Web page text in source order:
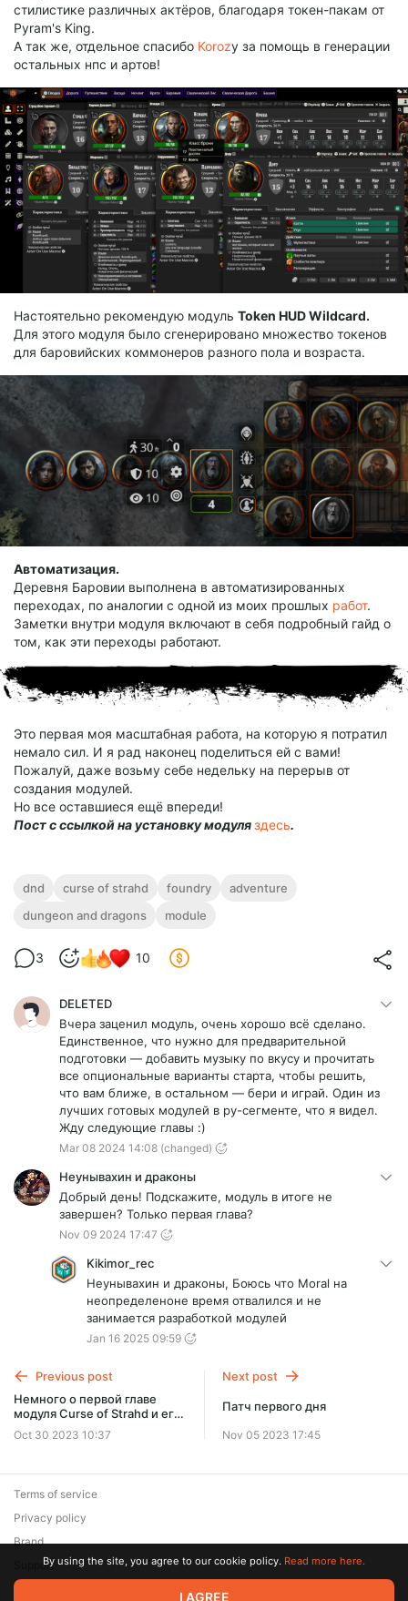
стилистике различных актёров, благодаря токен-пакам от
Pyram's King.
А так же, отдельное спасибо Korozу за помощь в генерации
остальных нпс и артов!
Настоятельно рекомендую модуль Token HUD Wildcard.
Для этого модуля было сгенерировано множество токенов
для баровийских коммонеров разного пола и возраста.
Автоматизация.
Деревня Баровии выполнена в автоматизированных
переходах, по аналогии с одной из моих прошлых работ.
Заметки внутри модуля включают в себя подробный гайд о
том, как эти переходы работают.
Это первая моя масштабная работа, на которую я потратил
немало сил. И я рад наконец поделиться ей с вами!
Пожалуй, даже возьму себе недельку на перерыв от
создания модулей.
Но все оставшиеся ещё впереди!
Пост с ссылкой на установку модуляздесь.
dnd curse of strahd foundry
adventure
dungeon and dragons
module
3 10
DELETED
Вчера заценил модуль, очень хорошо всё сделано.
Единственное, что нужно для предварительной
подготовки — добавить музыку по вкусу и прочитать
все опциональные варианты старта, чтобы решить,
что вам ближе, в остальном — бери и играй. Один из
лучших готовых модулей в ру-сегменте, что я видел.
Жду следующие главы :)
Mar 08 2024 14:08 (changed)
Неунывахин и драконы
Добрый день! Подскажите, модуль в итоге не
завершен? Только первая глава?
Nov 09 2024 17:47
Kikimor_rec
Неунывахин и драконы, Боюсь что Moral на
неопределеноне время отвалился и не
занимается разработкой модулей
Jan 16 2025 09:59
Previous post
Немного о первой главе
модуля Curse of Strahd и его
задержке.
Oct 30 2023 10:37
Next post
Патч первого дня
Nov 05 2023 17:45
© 2026 Zaya Solutions Limited. All rights reserved. All trademarks
Terms of service
Privacy policy
Brand
SupportBy using the site, you agree to our cookie policy. Read more here.
I AGREE